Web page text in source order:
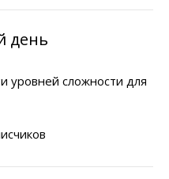
день
уровней сложности для